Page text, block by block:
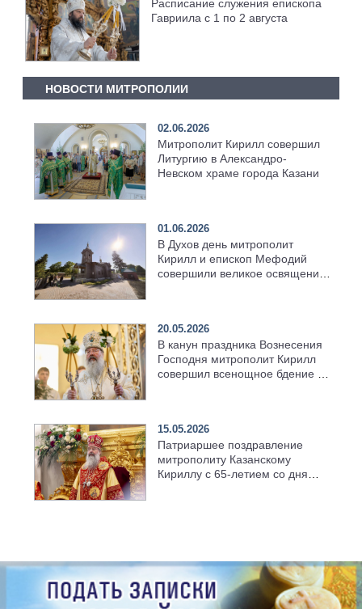
Расписание служения епископа
Гавриила с 1 по 2 августа
НОВОСТИ МИТРОПОЛИИ
02.06.2026
Митрополит Кирилл совершил
Литургию в Александро-
Невском храме города Казани
01.06.2026
В Духов день митрополит
Кирилл и епископ Мефодий
совершили великое освящение
20.05.2026
В канун праздника Вознесения
Господня митрополит Кирилл
совершил всенощное бдение в
15.05.2026
Патриаршее поздравление
митрополиту Казанскому
Кириллу с 65-летием со дня